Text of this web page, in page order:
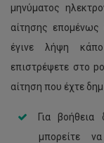
μηνύματος
αίτησης επομένως
έγινε λήψη
επιστρέψετε στο
αίτηση που έχτε
Για
μπορείτε